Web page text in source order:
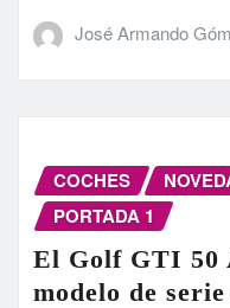
José Armando
COCHES
PORTADA 1
El Golf GTI 50
modelo de